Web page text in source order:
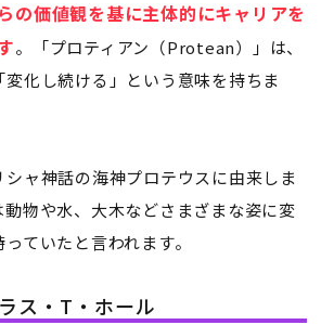
の価値観を基に主体的にキャリアを
。「プロティアン（Protean）」は、
変化し続ける」という意味を持ちま
シャ神話の海神プロテウスに由来しま
動物や水、大木などさまざまな姿に変
ていたと言われます。
ス・T・ホール